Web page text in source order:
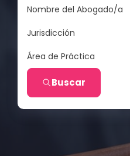
Nombre del Abogado/a
Jurisdicción
Área de Práctica
Buscar